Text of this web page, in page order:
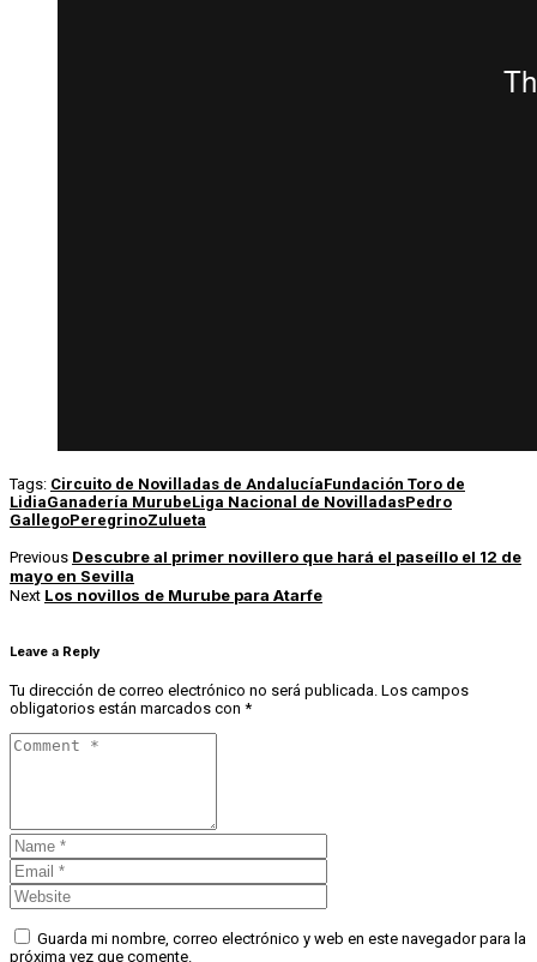
Tags: Circuito de Novilladas de AndalucíaFundación Toro de
LidiaGanadería MurubeLiga Nacional de NovilladasPedro
GallegoPeregrinoZulueta
Previous Descubre al primer novillero que hará el paseíllo el 12 de
mayo en Sevilla
Next Los novillos de Murube para Atarfe
Leave a Reply
Tu dirección de correo electrónico no será publicada. Los campos
obligatorios están marcados con *
Guarda mi nombre, correo electrónico y web en este navegador para la
próxima vez que comente.